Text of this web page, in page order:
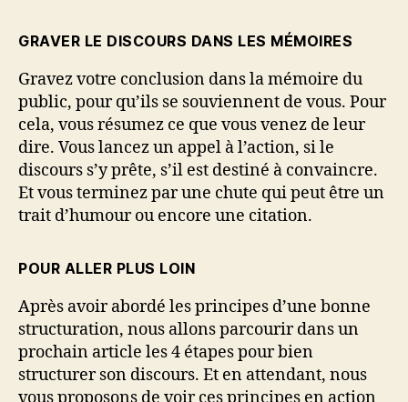
GRAVER LE DISCOURS DANS LES MÉMOIRES
Gravez votre conclusion dans la mémoire du
public, pour qu’ils se souviennent de vous. Pour
cela, vous résumez ce que vous venez de leur
dire. Vous lancez un appel à l’action, si le
discours s’y prête, s’il est destiné à convaincre.
Et vous terminez par une chute qui peut être un
trait d’humour ou encore une citation.
POUR ALLER PLUS LOIN
Après avoir abordé les principes d’une bonne
structuration, nous allons parcourir dans un
prochain article les 4 étapes pour bien
structurer son discours. Et en attendant, nous
vous proposons de voir ces principes en action